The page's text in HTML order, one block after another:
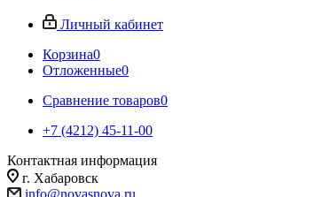
Личный кабинет
Корзина0
Отложенные0
Сравнение товаров0
+7 (4212) 45-11-00
Контактная информация
г. Хабаровск
info@novasnova.ru